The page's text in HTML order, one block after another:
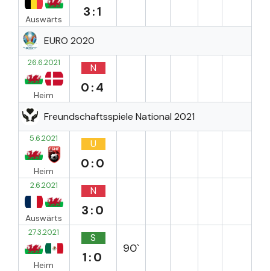
Auswärts 3:1
EURO 2020
26.6.2021
Heim
N
0:4
Freundschaftsspiele National 2021
5.6.2021
Heim
U
0:0
2.6.2021
Auswärts
N
3:0
27.3.2021
Heim
S
1:0
90`